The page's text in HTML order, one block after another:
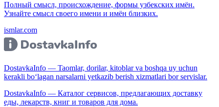
Полный смысл, происхождение, формы узбекских имён.
Узнайте смысл своего имени и имён близких.
ismlar.com
DostavkaInfo — Taomlar, dorilar, kitoblar va boshqa uy uchun
kerakli bo‘lagan narsalarni yetkazib berish xizmatlari bor servislar.
DostavkaInfo — Каталог сервисов, предлагающих доставку
еды, лекарств, книг и товаров для дома.